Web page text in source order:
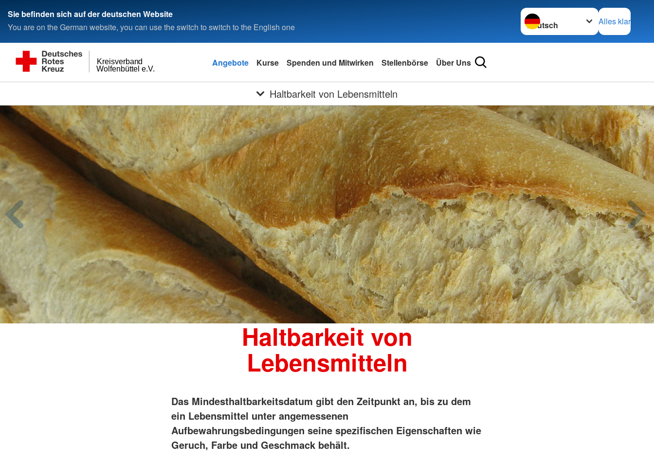
Sie befinden sich auf der deutschen Website
You are on the German website, you can use the switch to switch to the English one
Sprache wechseln zu
Alles klar
Wolfenbüttel e.V.
Kreisverband Angebote Kurse Spenden und Mitwirken Stellenbörse Über Uns
Haltbarkeit von Lebensmitteln
Haltbarkeit von
Lebensmitteln
Das Mindesthaltbarkeitsdatum gibt den Zeitpunkt an, bis zu dem
ein Lebensmittel unter angemessenen
Aufbewahrungsbedingungen seine spezifischen Eigenschaften wie
Geruch, Farbe und Geschmack behält.